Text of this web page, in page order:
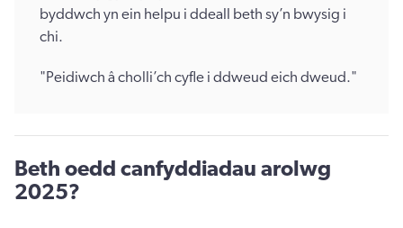
byddwch yn ein helpu i ddeall beth sy’n bwysig i
chi.
"Peidiwch â cholli’ch cyfle i ddweud eich dweud."
Beth oedd canfyddiadau arolwg
2025?